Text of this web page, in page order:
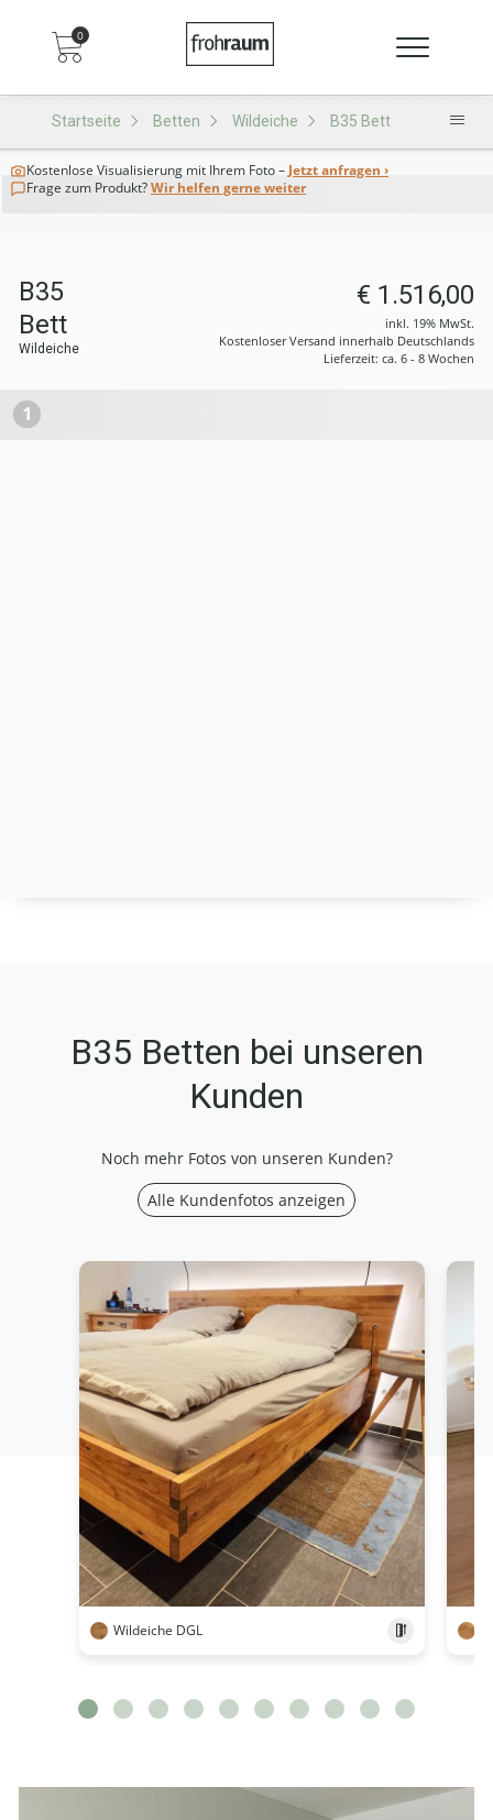
0
Startseite Betten Wildeiche B35 Bett
Kostenlose Visualisierung mit Ihrem Foto – Jetzt anfragen ›
Frage zum Produkt?Wir helfen gerne weiter
B35
Bett
Wildeiche
€ 1.516,00
inkl. 19% MwSt.
Kostenloser Versand innerhalb Deutschlands
Lieferzeit: ca. 6 - 8 Wochen
1
B35 Betten bei unseren
Kunden
Noch mehr Fotos von unseren Kunden?
Alle Kundenfotos anzeigen
Wildeiche DGL